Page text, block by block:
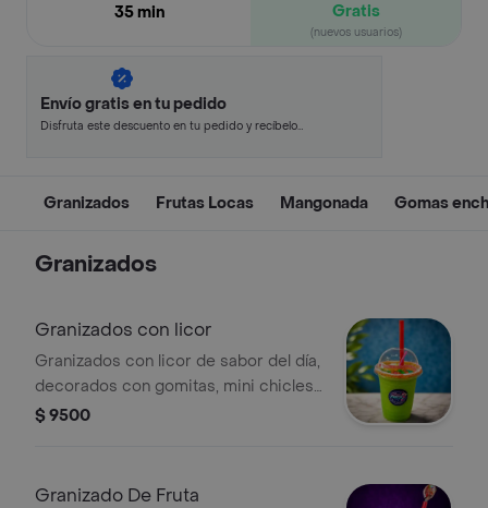
35 min
Gratis
(nuevos usuarios)
Envío gratis en tu pedido
Disfruta este descuento en tu pedido y recíbelo
Granizados Frutas Locas Mangonada Gomas
Granizados
Granizados con licor
Granizados con licor de sabor del día,
decorados con gomitas, mini chicles
y borde escarchado con polvo rojo.
$ 9500
Granizado De Fruta